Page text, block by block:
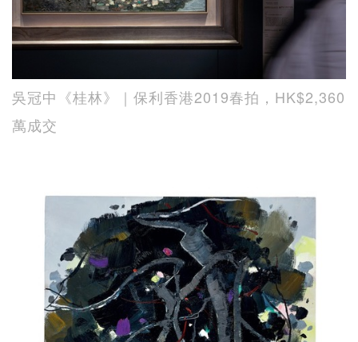
吳冠中《桂林》｜保利香港2019春拍，HK$2,360
萬成交